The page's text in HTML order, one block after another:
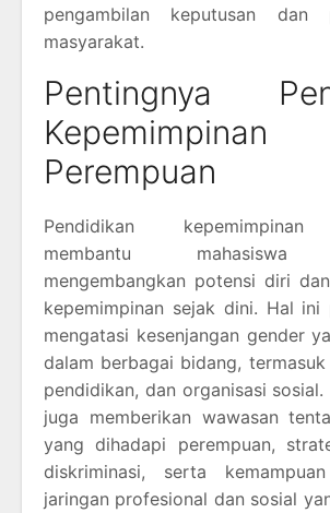
pengambilan keputusan dan
masyarakat.
Pentingnya
Kepemimpinan
Perempuan
Pendidikan kepemimpinan
membantu mahasiswa
mengembangkan potensi diri
kepemimpinan sejak dini. Hal ini
mengatasi kesenjangan gender
dalam berbagai bidang,
pendidikan, dan organisasi
juga memberikan wawasan
yang dihadapi perempuan,
diskriminasi, serta
jaringan profesional dan sosial